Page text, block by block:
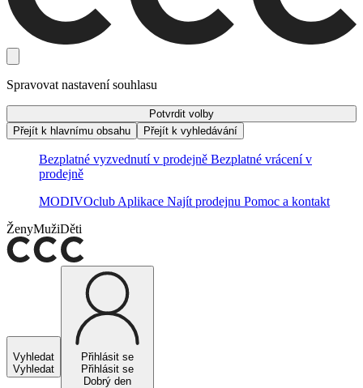
Spravovat nastavení souhlasu
Potvrdit volby
Přejít k hlavnímu obsahu
Přejít k vyhledávání
Bezplatné vyzvednutí v prodejně Bezplatné vrácení v
prodejně
MODIVOclub Aplikace Najít prodejnu Pomoc a kontakt
ŽenyMužiDěti
Vyhledat
Vyhledat
Přihlásit se
Přihlásit se
Dobrý den